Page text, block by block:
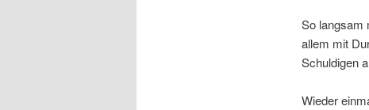
So langsam
allem mit
Schuldigen
Wieder